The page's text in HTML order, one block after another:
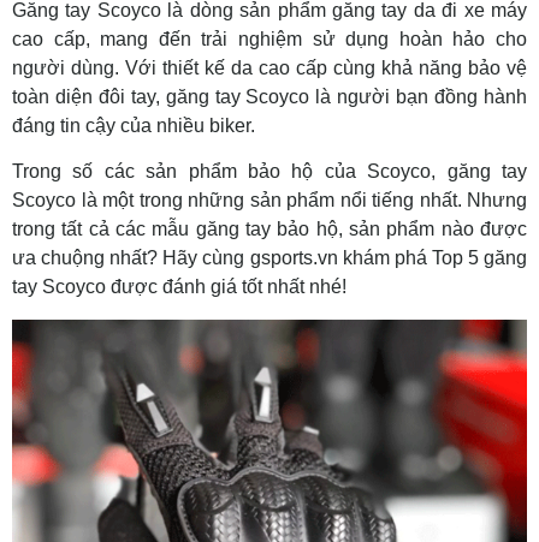
Găng tay Scoyco là dòng sản phẩm găng tay da đi xe máy
cao cấp, mang đến trải nghiệm sử dụng hoàn hảo cho
người dùng. Với thiết kế da cao cấp cùng khả năng bảo vệ
toàn diện đôi tay, găng tay Scoyco là người bạn đồng hành
đáng tin cậy của nhiều biker.
Trong số các sản phẩm bảo hộ của Scoyco, găng tay
Scoyco là một trong những sản phẩm nổi tiếng nhất. Nhưng
trong tất cả các mẫu găng tay bảo hộ, sản phẩm nào được
ưa chuộng nhất? Hãy cùng gsports.vn khám phá Top 5 găng
tay Scoyco được đánh giá tốt nhất nhé!